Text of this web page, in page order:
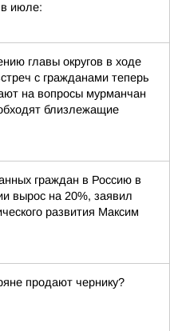
июле:
главы округов в ходе
с гражданами теперь
на вопросы мурманчан
близлежащие
граждан в Россию в
вырос на 20%, заявил
развития Максим
продают чернику?